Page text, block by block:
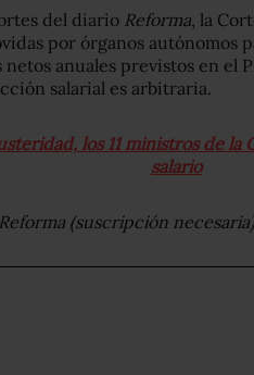
del diario Reforma, la
por órganos autónomos
netos anuales previstos en el
salarial es arbitraria.
los 11 ministros de
salario
(suscripción